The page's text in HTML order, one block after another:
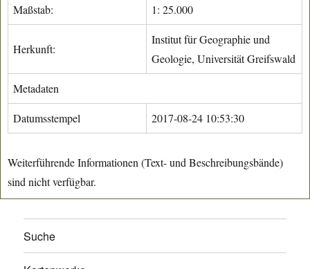
Maßstab: 1: 25.000
Herkunft:
Institut für Geographie und
Geologie, Universität Greifswald
Metadaten
Datumsstempel 2017-08-24 10:53:30
Weiterführende Informationen (Text- und Beschreibungsbände)
sind nicht verfügbar.
Suche